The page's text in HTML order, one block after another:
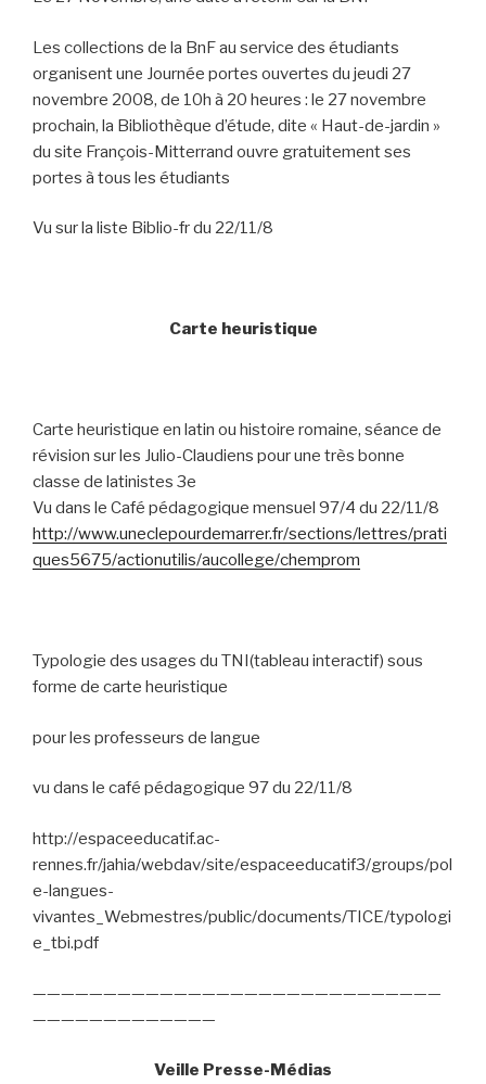
Les collections de la BnF au service des étudiants
organisent une Journée portes ouvertes du jeudi 27
novembre 2008, de 10h à 20 heures : le 27 novembre
prochain, la Bibliothèque d’étude, dite « Haut-de-jardin »
du site François-Mitterrand ouvre gratuitement ses
portes à tous les étudiants
Vu sur la liste Biblio-fr du 22/11/8
Carte heuristique
Carte heuristique en latin ou histoire romaine, séance de
révision sur les Julio-Claudiens pour une très bonne
classe de latinistes 3e
Vu dans le Café pédagogique mensuel 97/4 du 22/11/8
http://www.uneclepourdemarrer.fr/sections/lettres/prati
ques5675/actionutilis/aucollege/chemprom
Typologie des usages du TNI(tableau interactif) sous
forme de carte heuristique
pour les professeurs de langue
vu dans le café pédagogique 97 du 22/11/8
http://espaceeducatif.ac-
rennes.fr/jahia/webdav/site/espaceeducatif3/groups/pol
e-langues-
vivantes_Webmestres/public/documents/TICE/typologi
e_tbi.pdf
—————————————————————————————
—————————————
Veille Presse-Médias